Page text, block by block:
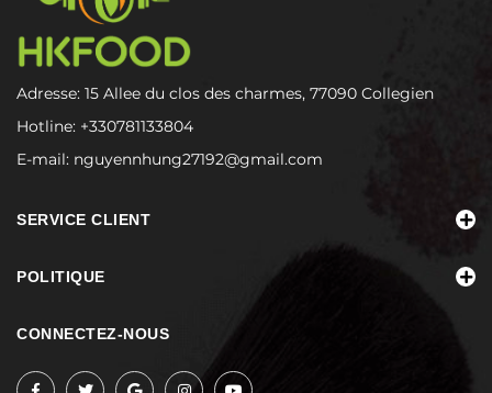
Adresse: 15 Allee du clos des charmes, 77090 Collegien
Hotline: +330781133804
E-mail: nguyennhung27192@gmail.com
SERVICE CLIENT
POLITIQUE
CONNECTEZ-NOUS